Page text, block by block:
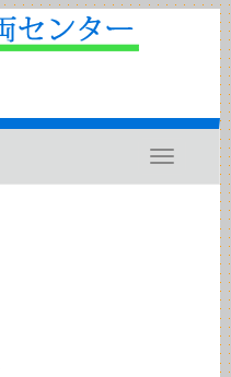
Toggle
navigation